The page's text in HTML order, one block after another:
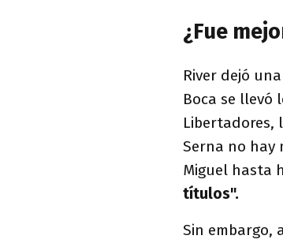
¿Fue
River dejó
Boca se llevó
Libertadores,
Serna no hay
Miguel hasta
títulos".
Sin embargo,